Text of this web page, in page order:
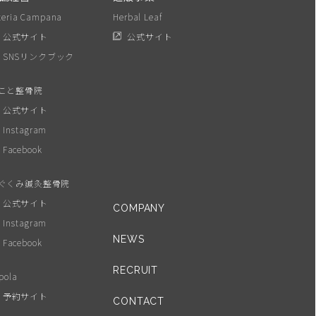
Campana
公式サイト
SNSリンクブック
と整骨院
公式サイト
Instagram
Facebook
くみ鍼灸整骨院
公式サイト
Instagram
Facebook
予約サイト
Herbal Leaf
公式サイト
COMPANY
NEWS
RECRUIT
CONTACT